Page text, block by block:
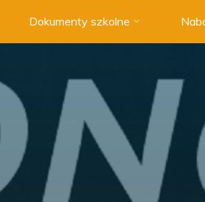
Dokumenty szkolne